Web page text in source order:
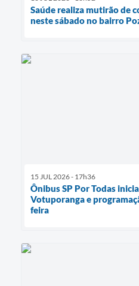
Saúde realiza mutirão de
neste sábado no bairro
15 JUL 2026 - 17h36
Ônibus SP Por Todas
Votuporanga e
feira